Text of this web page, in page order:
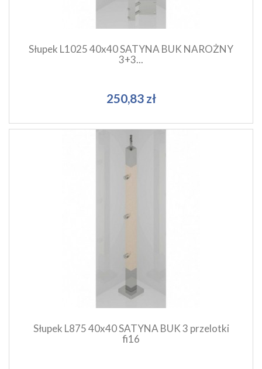
Słupek L1025 40x40 SATYNA BUK NAROŻNY
3+3...
250,83 zł
Słupek L875 40x40 SATYNA BUK 3 przelotki
fi16